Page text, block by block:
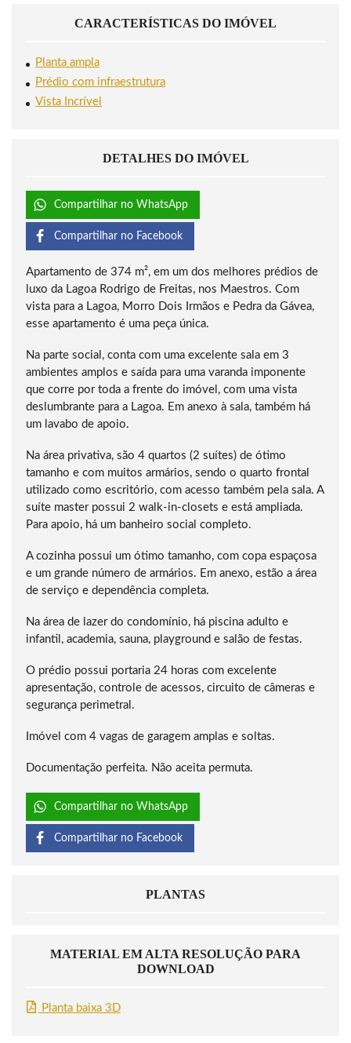
CARACTERÍSTICAS DO IMÓVEL
Planta ampla
Prédio com infraestrutura
Vista Incrível
DETALHES DO IMÓVEL
Compartilhar no WhatsApp
Compartilhar no Facebook
Apartamento de 374 m², em um dos melhores prédios de
luxo da Lagoa Rodrigo de Freitas, nos Maestros. Com
vista para a Lagoa, Morro Dois Irmãos e Pedra da Gávea,
esse apartamento é uma peça única.
Na parte social, conta com uma excelente sala em 3
ambientes amplos e saída para uma varanda imponente
que corre por toda a frente do imóvel, com uma vista
deslumbrante para a Lagoa. Em anexo à sala, também há
um lavabo de apoio.
Na área privativa, são 4 quartos (2 suítes) de ótimo
tamanho e com muitos armários, sendo o quarto frontal
utilizado como escritório, com acesso também pela sala. A
suíte master possui 2 walk-in-closets e está ampliada.
Para apoio, há um banheiro social completo.
A cozinha possui um ótimo tamanho, com copa espaçosa
e um grande número de armários. Em anexo, estão a área
de serviço e dependência completa.
Na área de lazer do condomínio, há piscina adulto e
infantil, academia, sauna, playground e salão de festas.
O prédio possui portaria 24 horas com excelente
apresentação, controle de acessos, circuito de câmeras e
segurança perimetral.
Imóvel com 4 vagas de garagem amplas e soltas.
Documentação perfeita. Não aceita permuta.
Compartilhar no WhatsApp
Compartilhar no Facebook
PLANTAS
MATERIAL EM ALTA RESOLUÇÃO PARA
DOWNLOAD
Planta baixa 3D